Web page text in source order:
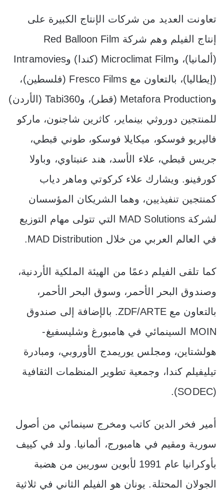
تعاونت العديد من شركات الإنتاج الكبيرة على
إنتاج الفيلم وهم شركة Red Balloon Film
(ألمانيا)، وMicroclimat Film (كندا) وIntramovies
(إيطاليا)، بالتعاون مع Fresco Films (فلسطين)،
وMetafora Production (قطر)، وTabi360 (الأردن)
للمنتجين دوروثي بينماير، كاثرين شاجنون، ماركو
فاليريو فوسكو، ميكايلا فوسكو، طوني قبطي،
جريس قبطي، علاء الأسد، هند عنبتاوي، وباولا
كورفينو. ويشارك علاء كركوتي وماهر دياب
كمنتجين تنفيذيين، وهما الشريكان المؤسسان
لشركة MAD Solutions التي تتولى مهام التوزيع
في العالم العربي من خلال MAD Distribution.
كما تلقى الفيلم دعمًا من الهيئة الملكية الأردنية،
وصندوق البحر الأحمر، وسوق البحر الأحمر،
بالتعاون مع ZDF/ARTE. بالإضافة إلى صندوق
MOIN السينمائي في هامبورغ وشليسفيغ-
هولشتاين، ومجلس يوريمدج الأوروبي، ومبادرة
تيليفيلم كندا، وجمعية تطوير المنظمات الثقافية
(SODEC).
أمير فخر الدين كاتب ومخرج سينمائي من أصول
سورية ومقيم في هامبورج، ألمانيا. ولد في كييف
بأوكرانيا عام 1991 لأبوين سوريين من هضبة
الجولان المحتلة. يونان هو الفيلم الثاني في ثلاثية